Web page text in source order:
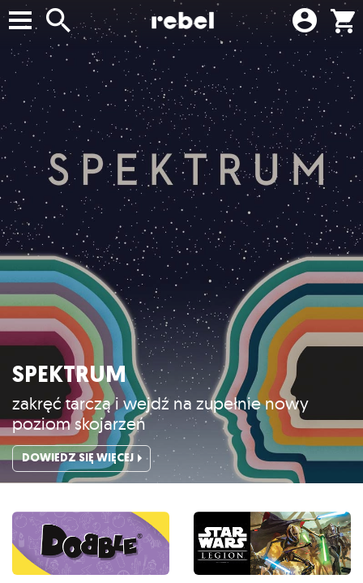
SPEKTRUM
zakręć tarczą i wejdź na zupełnie nowy
poziom skojarzeń
DOWIEDZ SIĘ WIĘCEJ